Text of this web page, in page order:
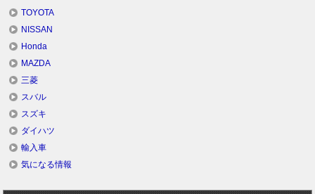
TOYOTA
NISSAN
Honda
MAZDA
三菱
スバル
スズキ
ダイハツ
輸入車
気になる情報